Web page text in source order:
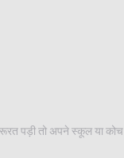
पड़ी तो अपने स्कूल या कोच